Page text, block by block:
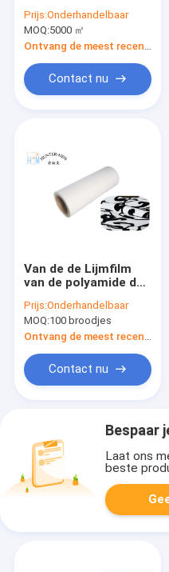
Filmbroodje voor
Nylon Klitband
Plakkend
Prijs:Onderhandelbaar
MOQ:5000 ㎡
Contact nu
Van de de Lijmfilm
van de polyamide de
van Eco
Vriendschappelijke
Steunende voor
Prijs:Onderhandelbaar
MOQ:100 broodjes
Contact nu
Bespaar
Laat ons
beste